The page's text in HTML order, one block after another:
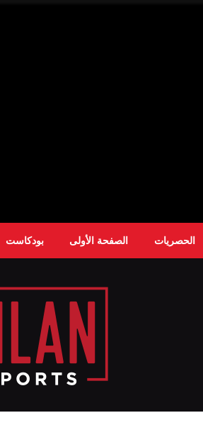
الحصريات الصفحة الأولى بودكاست